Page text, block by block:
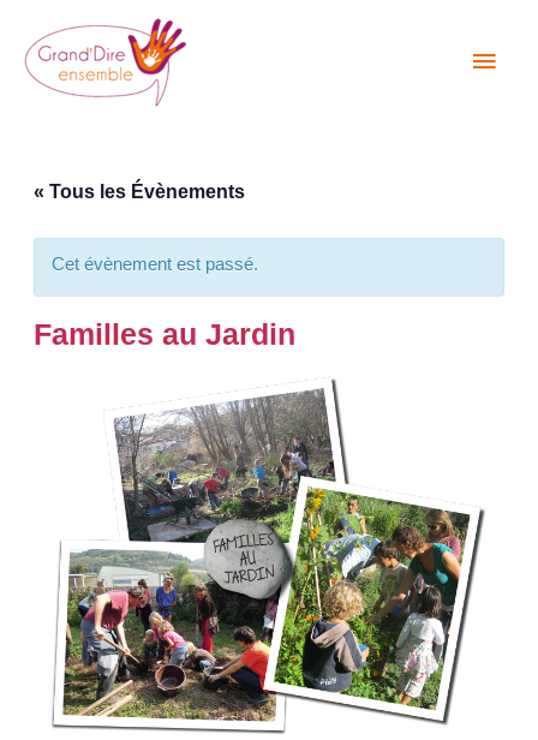
contenu
« Tous les Évènements
Cet évènement est passé.
Familles au Jardin